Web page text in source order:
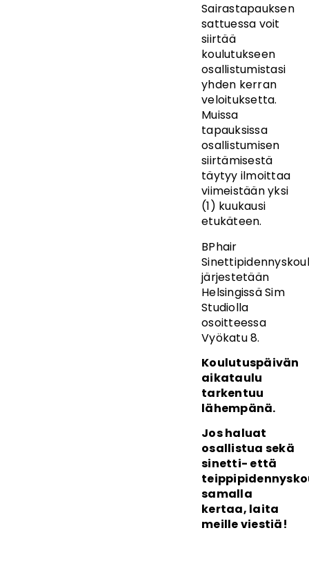
Sairastapauksen
sattuessa voit
siirtää
koulutukseen
osallistumistasi
yhden kerran
veloituksetta.
Muissa
tapauksissa
osallistumisen
siirtämisestä
täytyy ilmoittaa
viimeistään yksi
(1) kuukausi
etukäteen.
BPhair
järjestetään
Helsingissä Sim
Studiolla
osoitteessa
Vyökatu 8.
Koulutuspäivän
aikataulu
tarkentuu
lähempänä.
Jos haluat
osallistua sekä
sinetti- että
samalla
kertaa, laita
meille viestiä!